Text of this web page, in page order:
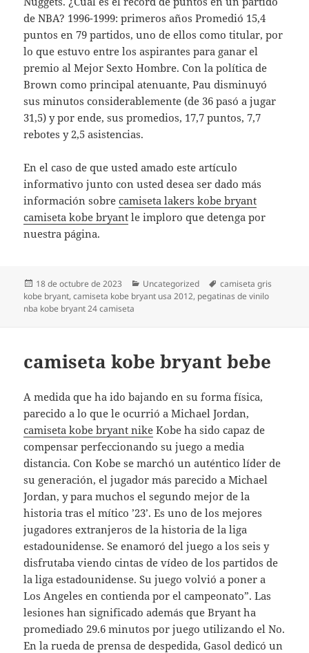
de NBA? 1996-1999: primeros años Promedió 15,4
puntos en 79 partidos, uno de ellos como titular, por
lo que estuvo entre los aspirantes para ganar el
premio al Mejor Sexto Hombre. Con la política de
Brown como principal atenuante, Pau disminuyó
sus minutos considerablemente (de 36 pasó a jugar
31,5) y por ende, sus promedios, 17,7 puntos, 7,7
rebotes y 2,5 asistencias.
En el caso de que usted amado este artículo
informativo junto con usted desea ser dado más
información sobrecamiseta lakers kobe bryant
camiseta kobe bryant le imploro que detenga por
nuestra página.
Publicado
el
18 de octubre de 2023 Categorías
Uncategorized Etiquetas
camiseta gris
kobe bryant,camiseta kobe bryant usa 2012, pegatinas de vinilo
nba kobe bryant 24 camiseta
camiseta kobe bryant bebe
A medida que ha ido bajando en su forma física,
parecido a lo que le ocurrió a Michael Jordan,
camiseta kobe bryant nike Kobe ha sido capaz de
compensar perfeccionando su juego a media
distancia. Con Kobe se marchó un auténtico líder de
su generación, el jugador más parecido a Michael
Jordan, y para muchos el segundo mejor de la
historia tras el mítico ’23’. Es uno de los mejores
jugadores extranjeros de la historia de la liga
estadounidense. Se enamoró del juego a los seis y
disfrutaba viendo cintas de vídeo de los partidos de
la liga estadounidense. Su juego volvió a poner a
Los Angeles en contienda por el campeonato”. Las
lesiones han significado además que Bryant ha
promediado 29.6 minutos por juego utilizando el No.
En la rueda de prensa de despedida, Gasol dedicó un